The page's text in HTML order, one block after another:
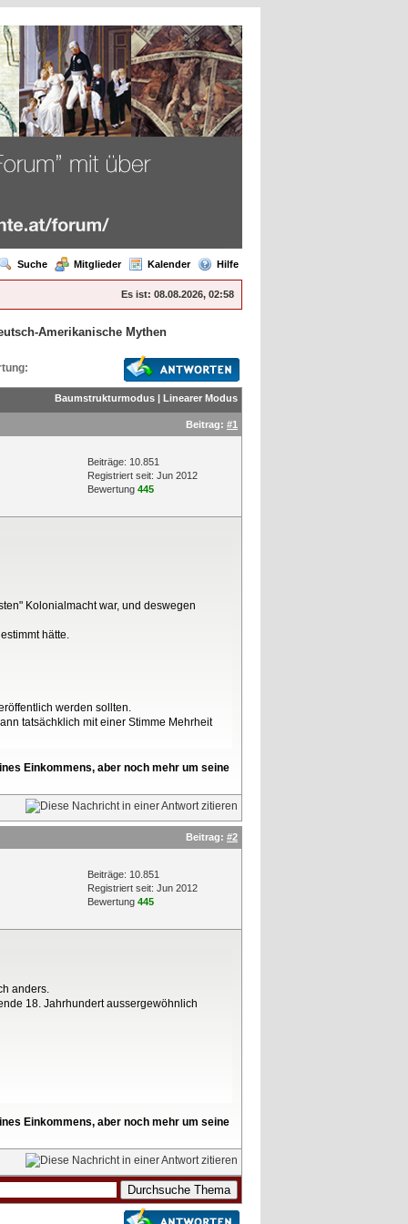
Suche Mitglieder Kalender Hilfe
Es ist: 08.08.2026, 02:58
Amerikanische Mythen
Baumstrukturmodus | Linearer Modus
Beitrag: #1
Beiträge: 10.851
Registriert seit: Jun 2012
Bewertung 445
Kolonialmacht war, und deswegen
hätte.
werden sollten.
tatsächklich mit einer Stimme Mehrheit
Einkommens, aber noch mehr um seine
Beitrag: #2
Beiträge: 10.851
Registriert seit: Jun 2012
Bewertung 445
anders.
18. Jahrhundert aussergewöhnlich
Einkommens, aber noch mehr um seine